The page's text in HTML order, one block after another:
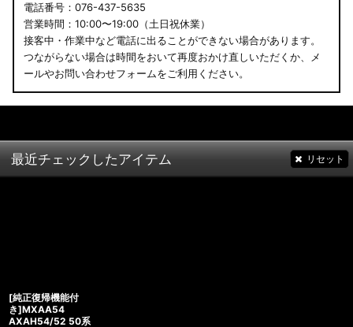
電話番号：076-437-5635
営業時間：10:00〜19:00（土日祝休業）
接客中・作業中など電話に出ることができない場合があります。
つながらない場合は時間をおいて再度おかけ直しいただくか、メ
ールやお問い合わせフォームをご利用ください。
最近チェックしたアイテム リセット
[純正復帰機能付
き]MXAA54
AXAH54/52 50系